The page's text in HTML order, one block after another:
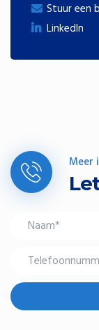
Stuur een
LinkedIn
Meer